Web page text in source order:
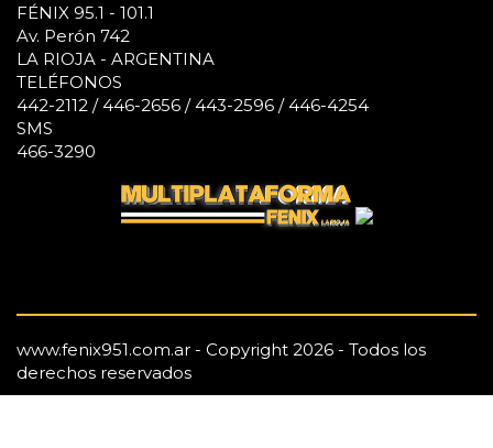
FÉNIX 95.1 - 101.1
Av. Perón 742
LA RIOJA - ARGENTINA
TELÉFONOS
442-2112 / 446-2656 / 443-2596 / 446-4254
SMS
466-3290
www.fenix951.com.ar - Copyright 2026 - Todos los
derechos reservados